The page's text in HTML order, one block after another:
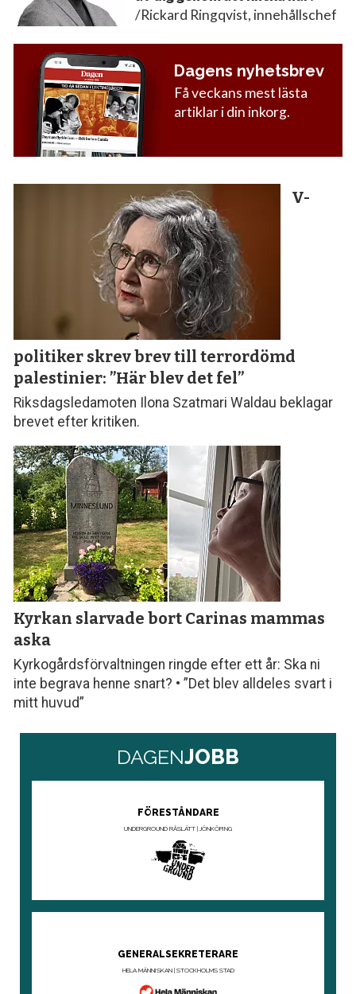
/Rickard Ringqvist, innehållschef
Dagens nyhetsbrev
Få veckans mest lästa
artiklar i din inkorg.
V-
politiker skrev brev till terror­dömd
palestinier: ”Här blev det fel”
Riksdagsledamoten Ilona Szatmari Waldau beklagar
brevet efter kritiken.
Kyrkan slarvade bort Carinas mammas
aska
Kyrkogårdsförvaltningen ringde efter ett år: Ska ni
inte begrava henne snart? • ”Det blev alldeles svart i
mitt huvud”